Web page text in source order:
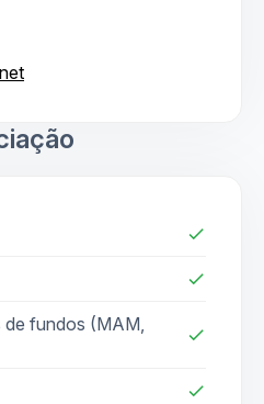
check
check
de fundos (MAM,
check
check